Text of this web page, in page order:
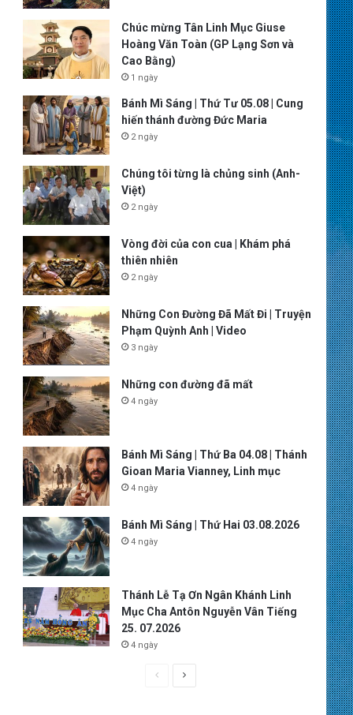
Chúc mừng Tân Linh Mục Giuse
Hoàng Văn Toàn (GP Lạng Sơn và
Cao Bằng)
1 ngày
Bánh Mì Sáng | Thứ Tư 05.08 | Cung
hiến thánh đường Đức Maria
2 ngày
Chúng tôi từng là chủng sinh (Anh-
Việt)
2 ngày
Vòng đời của con cua | Khám phá
thiên nhiên
2 ngày
Những Con Đường Đã Mất Đi | Truyện
Phạm Quỳnh Anh | Video
3 ngày
Những con đường đã mất
4 ngày
Bánh Mì Sáng | Thứ Ba 04.08 | Thánh
Gioan Maria Vianney, Linh mục
4 ngày
Bánh Mì Sáng | Thứ Hai 03.08.2026
4 ngày
Thánh Lễ Tạ Ơn Ngân Khánh Linh
Mục Cha Antôn Nguyễn Vân Tiếng
25. 07.2026
4 ngày